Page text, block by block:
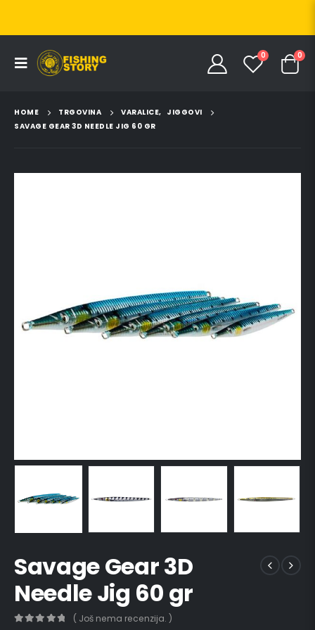
0 0
HOME TRGOVINA VARALICE, JIGGOVI
SAVAGE GEAR 3D NEEDLE JIG 60 GR
Savage Gear 3D
Needle Jig 60 gr
( Još nema recenzija. )